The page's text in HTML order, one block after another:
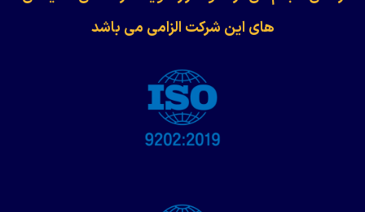
های این شرکت الزامی می باشد